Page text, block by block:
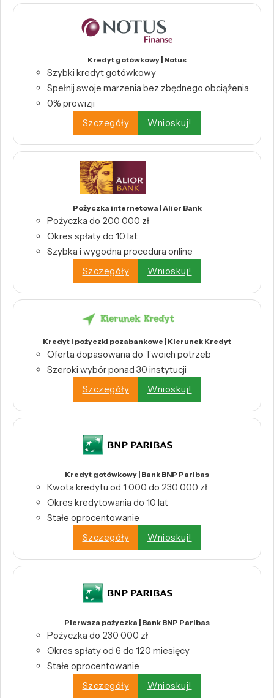
Kredyt gotówkowy | Notus
Szybki kredyt gotówkowy
Spełnij swoje marzenia bez zbędnego obciążenia
0% prowizji
Szczegóły
Wnioskuj!
Pożyczka internetowa | Alior Bank
Pożyczka do 200 000 zł
Okres spłaty do 10 lat
Szybka i wygodna procedura online
Szczegóły
Wnioskuj!
Kredyt i pożyczki pozabankowe | Kierunek Kredyt
Oferta dopasowana do Twoich potrzeb
Szeroki wybór ponad 30 instytucji
Szczegóły
Wnioskuj!
Kredyt gotówkowy | Bank BNP Paribas
Kwota kredytu od 1 000 do 230 000 zł
Okres kredytowania do 10 lat
Stałe oprocentowanie
Szczegóły
Wnioskuj!
Pierwsza pożyczka | Bank BNP Paribas
Pożyczka do 230 000 zł
Okres spłaty od 6 do 120 miesięcy
Stałe oprocentowanie
Szczegóły
Wnioskuj!